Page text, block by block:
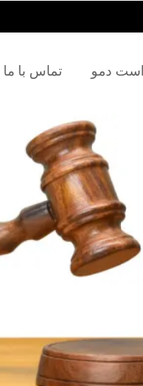
دمو تماس با ما